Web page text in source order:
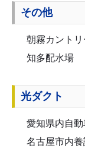
その他
朝霧カント
知多配水場
光ダクト
愛知県内自
名古屋市内養